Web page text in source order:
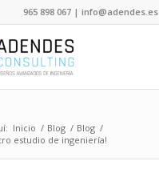
965 898 067 | info@adendes.es
Inicio / Blog / Blog /
estudio de ingeniería!